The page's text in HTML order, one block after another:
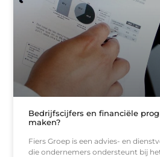
Bedrijfscijfers en financiële
maken?
Fiers Groep is een advies- en
die ondernemers ondersteunt bij